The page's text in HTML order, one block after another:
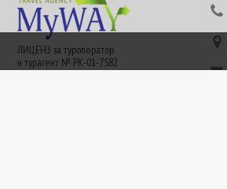
ЛИЦЕНЗ за туроператор
и турагент № РК-01-7582